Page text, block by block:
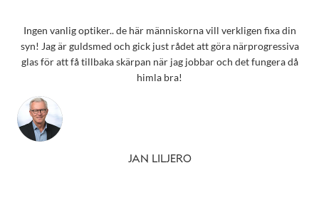
Ingen vanlig optiker.. de här människorna vill verkligen fixa din
syn! Jag är guldsmed och gick just rådet att göra närprogressiva
glas för att få tillbaka skärpan när jag jobbar och det fungera då
himla bra!
JAN LILJERO